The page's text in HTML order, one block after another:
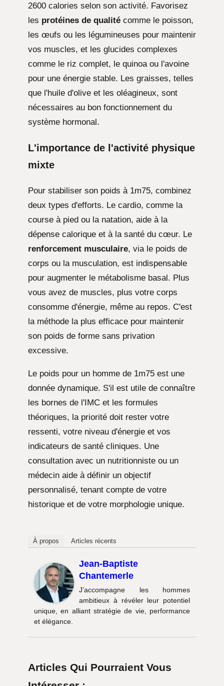
2600 calories selon son activité. Favorisez
les protéines de qualité comme le poisson,
les œufs ou les légumineuses pour maintenir
vos muscles, et les glucides complexes
comme le riz complet, le quinoa ou l'avoine
pour une énergie stable. Les graisses, telles
que l'huile d'olive et les oléagineux, sont
nécessaires au bon fonctionnement du
système hormonal.
L'importance de l'activité physique
mixte
Pour stabiliser son poids à 1m75, combinez
deux types d'efforts. Le cardio, comme la
course à pied ou la natation, aide à la
dépense calorique et à la santé du cœur. Le
renforcement musculaire, via le poids de
corps ou la musculation, est indispensable
pour augmenter le métabolisme basal. Plus
vous avez de muscles, plus votre corps
consomme d'énergie, même au repos. C'est
la méthode la plus efficace pour maintenir
son poids de forme sans privation
excessive.
Le poids pour un homme de 1m75 est une
donnée dynamique. S'il est utile de connaître
les bornes de l'IMC et les formules
théoriques, la priorité doit rester votre
ressenti, votre niveau d'énergie et vos
indicateurs de santé cliniques. Une
consultation avec un nutritionniste ou un
médecin aide à définir un objectif
personnalisé, tenant compte de votre
historique et de votre morphologie unique.
À propos Articles récents
Jean-Baptiste
Chantemerle
J’accompagne les hommes
ambitieux à révéler leur potentiel
unique, en alliant stratégie de vie, performance
et élégance.
Articles Qui Pourraient Vous